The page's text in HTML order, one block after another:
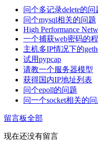
问个多记录delete的问
问个mysql相关的问题
High Performance
一个捕获web密码的
主机多IP情况下的
试用pypcap
请教一个服务器模型
获得国内IP地址列表
问个epoll的问题
问一个socket相关的
留言板全部
现在还没有留言